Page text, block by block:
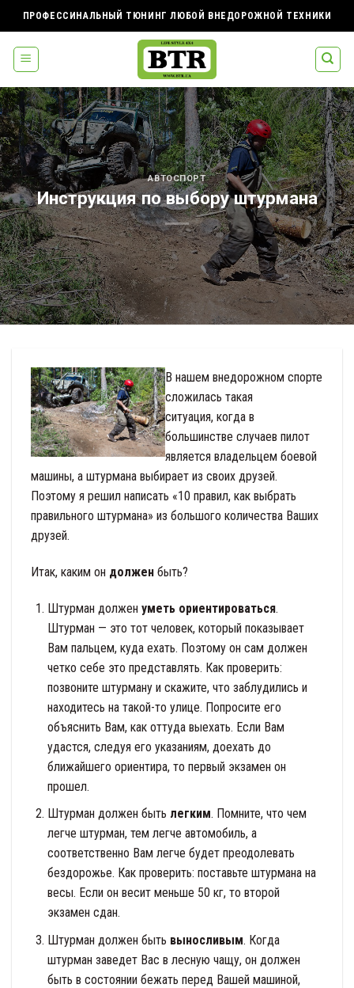
to
content
ПРОФЕССИНАЛЬНЫЙ ТЮНИНГ ЛЮБОЙ ВНЕДОРОЖНОЙ ТЕХНИКИ
АВТОСПОРТ
Инструкция по выбору штурмана
В нашем внедорожном спорте
сложилась такая
ситуация, когда в
большинстве случаев пилот
является владельцем боевой
машины, а штурмана выбирает из своих друзей.
Поэтому я решил написать «10 правил, как выбрать
правильного штурмана» из большого количества Ваших
друзей.
Итак, каким он должен быть?
Штурман должен уметь ориентироваться.
Штурман — это тот человек, который показывает
Вам пальцем, куда ехать. Поэтому он сам должен
четко себе это представлять. Как проверить:
позвоните штурману и скажите, что заблудились и
находитесь на такой-то улице. Попросите его
объяснить Вам, как оттуда выехать. Если Вам
удастся, следуя его указаниям, доехать до
ближайшего ориентира, то первый экзамен он
прошел.
Штурман должен быть легким. Помните, что чем
легче штурман, тем легче автомобиль, а
соответственно Вам легче будет преодолевать
бездорожье. Как проверить: поставьте штурмана на
весы. Если он весит меньше 50 кг, то второй
экзамен сдан.
Штурман должен быть выносливым. Когда
штурман заведет Вас в лесную чащу, он должен
быть в состоянии бежать перед Вашей машиной,